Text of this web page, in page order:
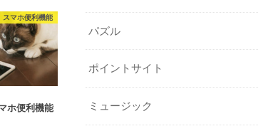
スマホ便利機能
ホ便利機能
パズル
ポイントサイト
ミュージック